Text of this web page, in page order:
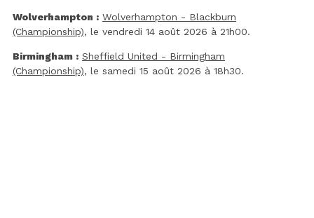
Wolverhampton : Wolverhampton - Blackburn
(Championship), le vendredi 14 août 2026 à 21h00.
Birmingham : Sheffield United - Birmingham
(Championship), le samedi 15 août 2026 à 18h30.